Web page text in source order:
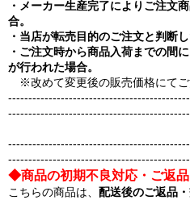
・メーカー生産完了によりご注文
合。
・当店が転売目的のご注文と判断し
・ご注文時から商品入荷までの間
が行われた場合。
※改めて変更後の販売価格にてご
◆商品の初期不良対応・ご返
こちらの商品は、 配送後のご返品